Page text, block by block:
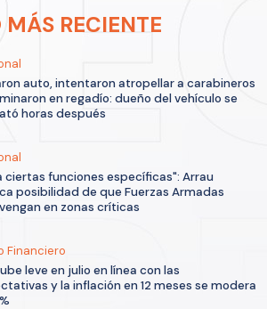
MÁS RECIENTE
auto, intentaron atropellar a carabineros
en regadío: dueño del vehículo se
horas después
ciertas funciones específicas": Arrau
posibilidad de que Fuerzas Armadas
en zonas críticas
Financiero
leve en julio en línea con las
y la inflación en 12 meses se modera